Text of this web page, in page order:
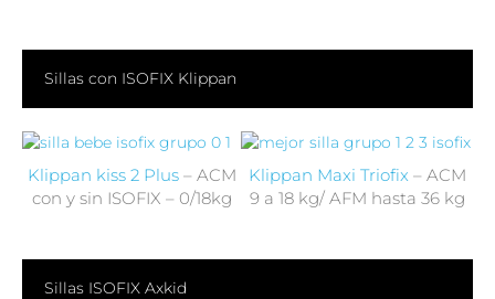
Sillas con ISOFIX Klippan
Klippan kiss 2 Plus– ACM
con y sin ISOFIX – 0/18kg
Klippan Maxi Triofix – ACM
9 a 18 kg/ AFM hasta 36 kg
Sillas ISOFIX Axkid